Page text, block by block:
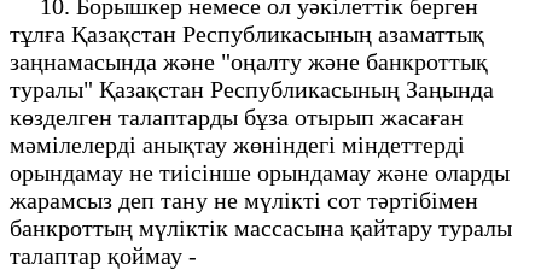
10. Борышкер немесе ол уәкілеттік берген
тұлға Қазақстан Республикасының азаматтық
заңнамасында және "оңалту және банкроттық
туралы" Қазақстан Республикасының Заңында
көзделген талаптарды бұза отырып жасаған
мәмілелерді анықтау жөніндегі міндеттерді
орындамау не тиісінше орындамау және оларды
жарамсыз деп тану не мүлікті сот тәртібімен
банкроттың мүліктік массасына қайтару туралы
талаптар қоймау -